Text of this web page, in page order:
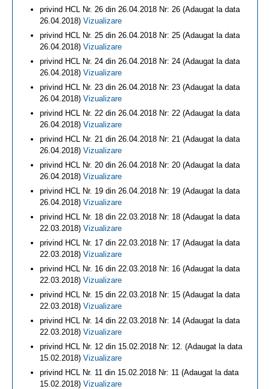
privind HCL Nr. 26 din 26.04.2018 Nr: 26 (Adaugat la data
26.04.2018) Vizualizare
privind HCL Nr. 25 din 26.04.2018 Nr: 25 (Adaugat la data
26.04.2018) Vizualizare
privind HCL Nr. 24 din 26.04.2018 Nr: 24 (Adaugat la data
26.04.2018) Vizualizare
privind HCL Nr. 23 din 26.04.2018 Nr: 23 (Adaugat la data
26.04.2018) Vizualizare
privind HCL Nr. 22 din 26.04.2018 Nr: 22 (Adaugat la data
26.04.2018) Vizualizare
privind HCL Nr. 21 din 26.04.2018 Nr: 21 (Adaugat la data
26.04.2018) Vizualizare
privind HCL Nr. 20 din 26.04.2018 Nr: 20 (Adaugat la data
26.04.2018) Vizualizare
privind HCL Nr. 19 din 26.04.2018 Nr: 19 (Adaugat la data
26.04.2018) Vizualizare
privind HCL Nr. 18 din 22.03.2018 Nr: 18 (Adaugat la data
22.03.2018) Vizualizare
privind HCL Nr. 17 din 22.03.2018 Nr: 17 (Adaugat la data
22.03.2018) Vizualizare
privind HCL Nr. 16 din 22.03.2018 Nr: 16 (Adaugat la data
22.03.2018) Vizualizare
privind HCL Nr. 15 din 22.03.2018 Nr: 15 (Adaugat la data
22.03.2018) Vizualizare
privind HCL Nr. 14 din 22.03.2018 Nr: 14 (Adaugat la data
22.03.2018) Vizualizare
privind HCL Nr. 12 din 15.02.2018 Nr: 12. (Adaugat la data
15.02.2018) Vizualizare
privind HCL Nr. 11 din 15.02.2018 Nr: 11 (Adaugat la data
15.02.2018) Vizualizare